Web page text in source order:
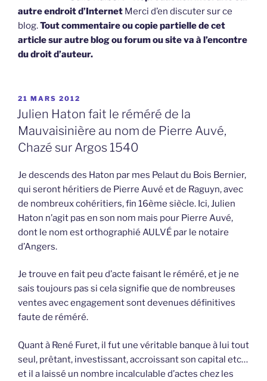
autre endroit d’Internet Merci d’en discuter sur ce
blog.Tout commentaire ou copie partielle de cet
article sur autre blog ou forum ou site va à l’encontre
du droit d’auteur.
PUBLIÉ
LE
21 MARS 2012
Julien Haton fait le réméré de la
Mauvaisinière au nom de Pierre Auvé,
Chazé sur Argos 1540
Je descends des Haton par mes Pelaut du Bois Bernier,
qui seront héritiers de Pierre Auvé et de Raguyn, avec
de nombreux cohéritiers, fin 16ème siècle. Ici, Julien
Haton n’agit pas en son nom mais pour Pierre Auvé,
dont le nom est orthographié AULVÉ par le notaire
d’Angers.
Je trouve en fait peu d’acte faisant le réméré, et je ne
sais toujours pas si cela signifie que de nombreuses
ventes avec engagement sont devenues définitives
faute de réméré.
Quant à René Furet, il fut une véritable banque à lui tout
seul, prêtant, investissant, accroissant son capital etc…
et il a laissé un nombre incalculable d’actes chez les